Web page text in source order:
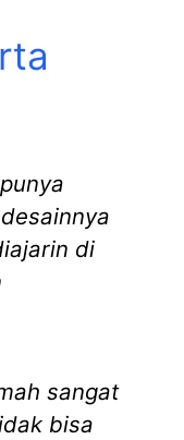
di
sangat
bisa